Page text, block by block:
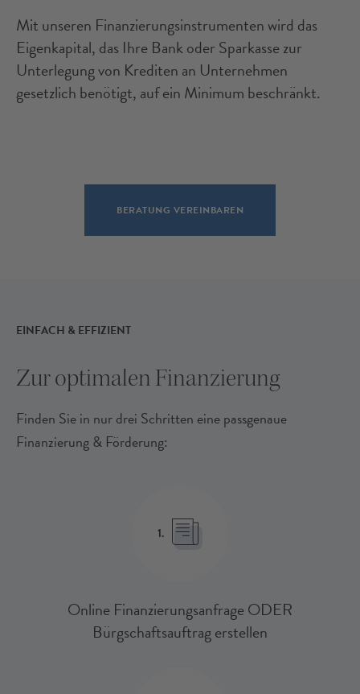
Mit unseren Finanzierungsinstrumenten wird das
Eigenkapital, das Ihre Bank oder Sparkasse zur
Unterlegung von Krediten an Unternehmen
gesetzlich benötigt, auf ein Minimum beschränkt.
BERATUNG VEREINBAREN
EINFACH & EFFIZIENT
Zur optimalen Finanzierung
Finden Sie in nur drei Schritten eine passgenaue
Finanzierung & Förderung:
1.
Online Finanzierungsanfrage ODER
Bürgschaftsauftrag erstellen